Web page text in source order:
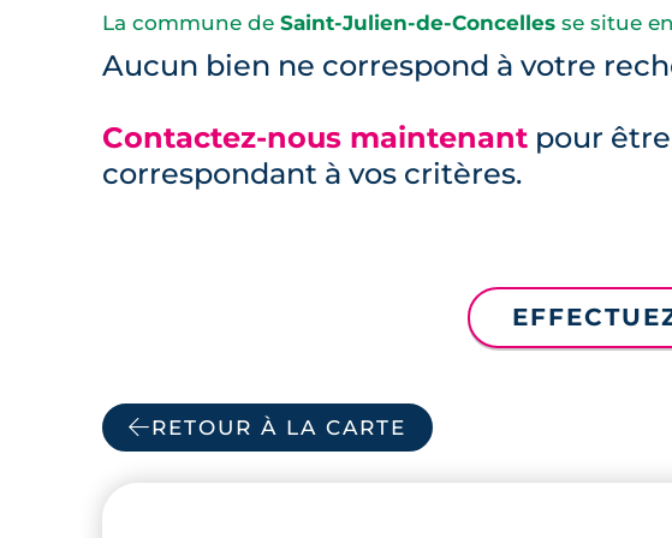
La commune de Saint-Julien-de-Concellesse situe en
Aucun bien ne correspond à votre
Contactez-nous maintenantpour être
correspondant à vos critères.
RETOUR À LA CARTE